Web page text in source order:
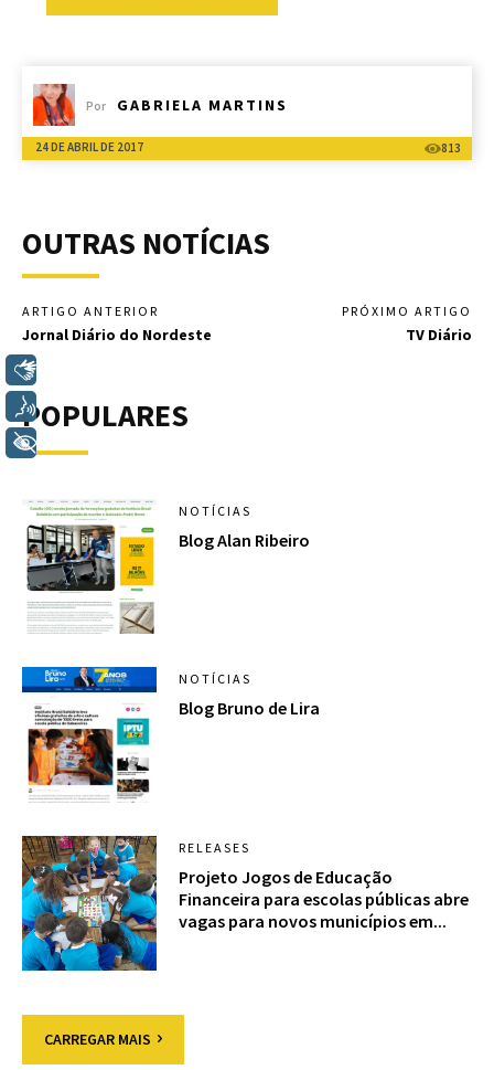
Por GABRIELA MARTINS
24 DE ABRIL DE 2017 813
OUTRAS NOTÍCIAS
ARTIGO ANTERIOR
Jornal Diário do Nordeste
PRÓXIMO ARTIGO
TV Diário
POPULARES
NOTÍCIAS
Blog Alan Ribeiro
NOTÍCIAS
Blog Bruno de Lira
RELEASES
Projeto Jogos de Educação
Financeira para escolas públicas abre
vagas para novos municípios em...
CARREGAR MAIS
Voz